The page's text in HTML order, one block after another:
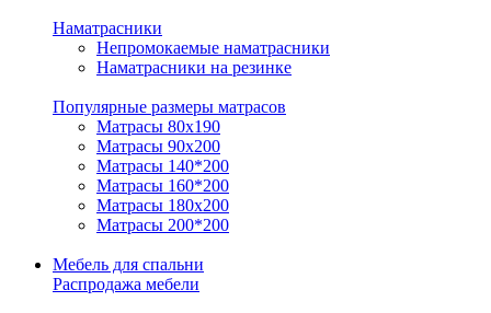
Наматрасники
Непромокаемые наматрасники
Наматрасники на резинке
Популярные размеры матрасов
Матрасы 80x190
Матрасы 90x200
Матрасы 140*200
Матрасы 160*200
Матрасы 180x200
Матрасы 200*200
Мебель для спальни
Распродажа мебели